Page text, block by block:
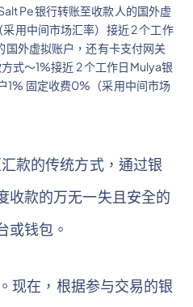
Pe银行转账至收款人的国外虚
用中间市场汇率）接近 2 个工作
外虚拟账户，还有卡支付网关
式～1%接近 2 个工作日Mulya银
1% 固定收费0%（采用中间市场
款的传统方式，通过银
收款的万无一失且安全的
或钱包。
现在，根据参与交易的银